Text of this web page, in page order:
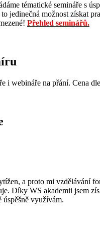
tématické semináře s
jedinečná možnost získat
Přehled seminářů.
i webináře na přání. Cena
a proto mi vzdělávání
Díky WS akademii jsem
úspěšně využívám.